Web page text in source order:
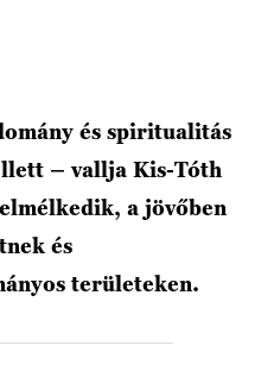
és spiritualitás
– vallja Kis-Tóth
a jövőben
és
területeken.